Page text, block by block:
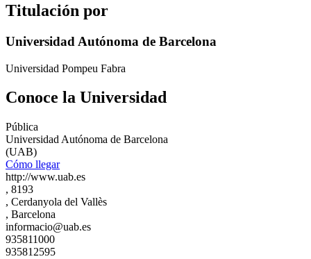
Titulación por
Universidad Autónoma de Barcelona
Universidad Pompeu Fabra
Conoce la Universidad
Pública
Universidad Autónoma de Barcelona
(UAB)
Cómo llegar
http://www.uab.es
, 8193
, Cerdanyola del Vallès
, Barcelona
informacio@uab.es
935811000
935812595